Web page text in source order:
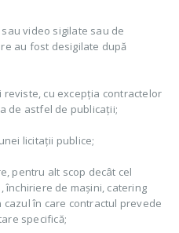
video sigilate sau de
au fost desigilate după
reviste, cu excepția contractelor
de astfel de publicații;
licitații publice;
pentru alt scop decât cel
de mașini, catering
cazul în care contractul prevede
specifică;